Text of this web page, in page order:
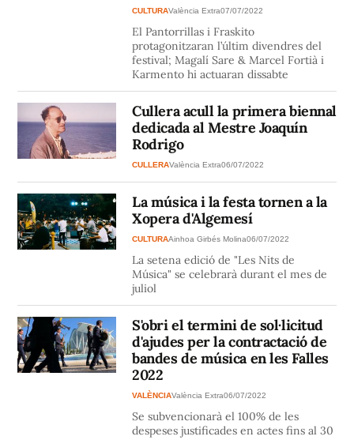
CULTURAValència Extra07/07/2022
El Pantorrillas i Fraskito
protagonitzaran l’últim divendres del
festival; Magalí Sare & Marcel Fortià i
Karmento hi actuaran dissabte
Cullera acull la primera biennal
dedicada al Mestre Joaquín
Rodrigo
CULLERAValència Extra06/07/2022
La música i la festa tornen a la
Xopera d'Algemesí
CULTURAAinhoa Girbés Molina06/07/2022
La setena edició de "Les Nits de
Música" se celebrarà durant el mes de
juliol
S'obri el termini de sol·licitud
d'ajudes per la contractació de
bandes de música en les Falles
2022
VALÈNCIAValència Extra06/07/2022
Se subvencionarà el 100% de les
despeses justificades en actes fins al 30